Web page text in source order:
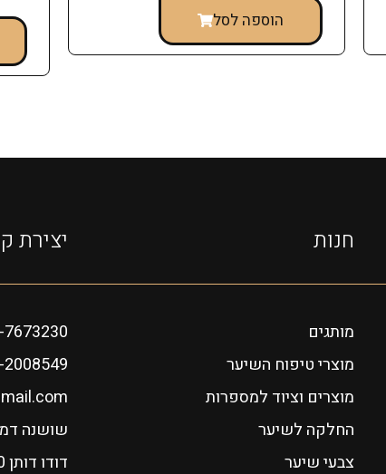
הוספה לסל
חנות
מותגים
מוצרי טיפוח השיער
מוצרים וציוד למספרות
החלקה לשיער
צבעי שיער
יצירת
7673230
2008549
שושנה דמארי 10, מתחם
דודו דותן 10, נתניה